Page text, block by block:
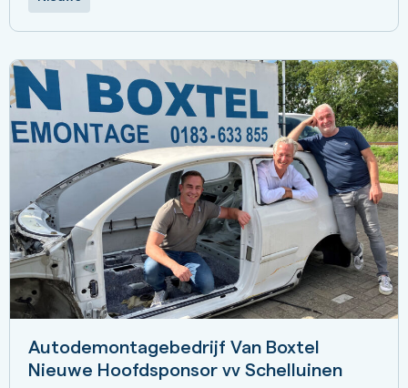
Autodemontagebedrijf Van Boxtel
Nieuwe Hoofdsponsor vv Schelluinen